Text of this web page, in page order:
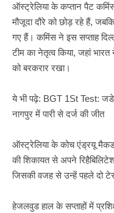
ऑस्ट्रेलिया के कप्तान पैट कमिंस
मौजूदा दौरे को छोड़ रहे हैं,
गए हैं। कमिंस ने इस सप्ताह
टीम का नेतृत्व किया, जहां
को बरकरार रखा।
ये भी पढ़े: BGT 1St Test:
नागपुर में पारी से दर्ज की जीत
ऑस्ट्रेलिया के कोच एंड्रयू
की शिकायत से अपने
जिसकी वजह से उन्हें पहले दो
हेजलवुड हाल के सप्ताहों में